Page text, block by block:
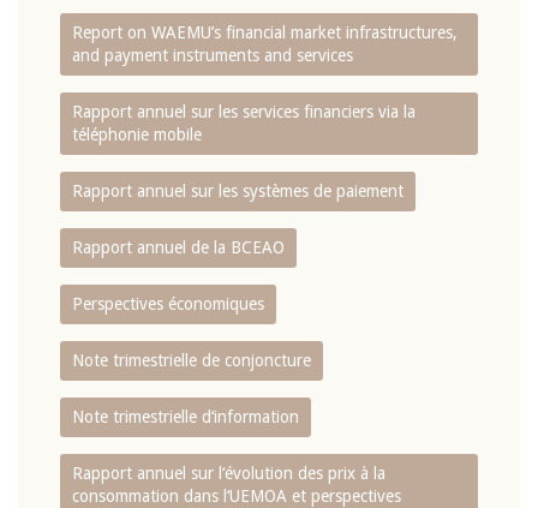
Report on WAEMU’s financial market infrastructures,
and payment instruments and services
Rapport annuel sur les services financiers via la
téléphonie mobile
Rapport annuel sur les systèmes de paiement
Rapport annuel de la BCEAO
Perspectives économiques
Note trimestrielle de conjoncture
Note trimestrielle d‘information
Rapport annuel sur l‘évolution des prix à la
consommation dans l‘UEMOA et perspectives